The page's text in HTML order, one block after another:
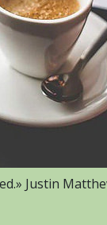
Justin